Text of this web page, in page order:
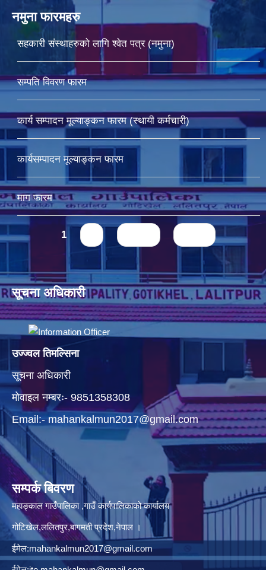
नमुना फारमहरु
सहकारी संस्थाहरुको लागि श्वेत पत्र (नमुना)
सम्पति विवरण फारम
कार्य सम्पादन मूल्याङ्कन फारम (स्थायी कर्मचारी)
कार्यसम्पादन मूल्याङ्कन फारम
माग फारम
Pages1
सूचना अधिकारी
उज्ज्वल तिमल्सिना
सूचना अधिकारी
मोवाइल नम्बरः- 9851358308
Email:- mahankalmun2017@gmail.com
सम्पर्क बिवरण
महाङ्काल गाउँपालिका ,गाउँ कार्यपालिकाको कार्यालय
गोटिखेल,ललितपुर,बागमती प्रदेश,नेपाल ।
ईमेल:mahankalmun2017@gmail.com